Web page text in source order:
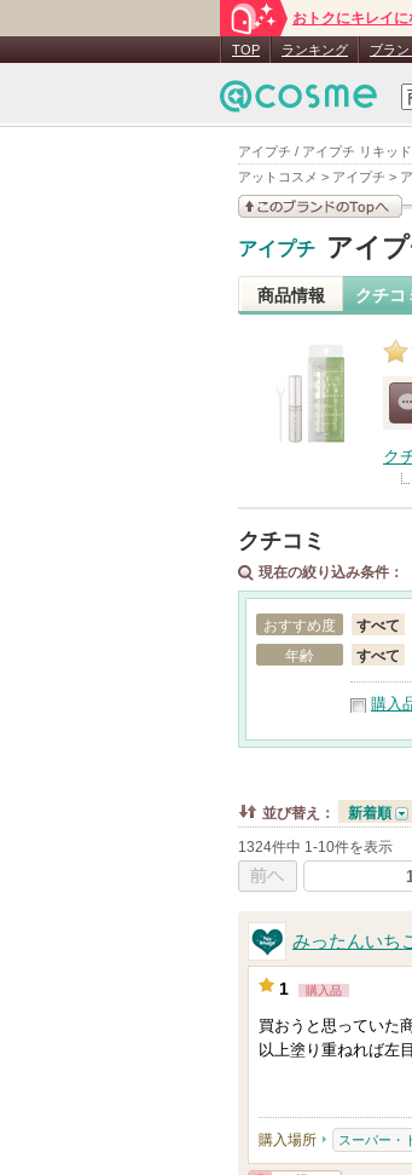
アイプチ / アイプチ リキッ
アットコスメ > アイプチ >
おトクにキレイに
TOP ランキング ブラン
このブランドの情報を
アイプチ アイ
商品情報 クチコ
ク
クチコミ
現在の絞り込み条件：
おすすめ度 すべて
年齢
すべて
購入
並び替え： 新着順
1324件中 1-10件を表示
みったんいち
1 購入品
買おうと思っていた
以上塗り重ねれば左
購入場所 スーパー・